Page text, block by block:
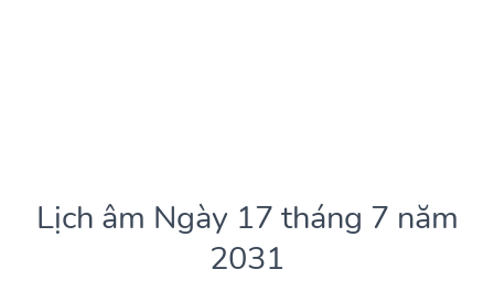
Lịch âm Ngày 17 tháng 7 năm
2031